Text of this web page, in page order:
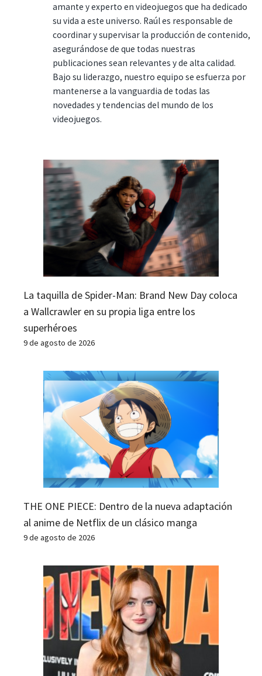
amante y experto en videojuegos que ha dedicado
su vida a este universo. Raúl es responsable de
coordinar y supervisar la producción de contenido,
asegurándose de que todas nuestras
publicaciones sean relevantes y de alta calidad.
Bajo su liderazgo, nuestro equipo se esfuerza por
mantenerse a la vanguardia de todas las
novedades y tendencias del mundo de los
videojuegos.
La taquilla de Spider-Man: Brand New Day coloca
a Wallcrawler en su propia liga entre los
superhéroes
9 de agosto de 2026
THE ONE PIECE: Dentro de la nueva adaptación
al anime de Netflix de un clásico manga
9 de agosto de 2026